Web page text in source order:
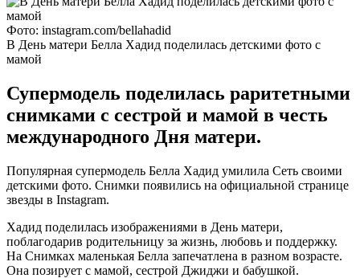
Фото: instagram.com/bellahadid
В День матери Белла Хадид поделилась детскими фото с
мамой
Супермодель поделилась раритетными
снимками с сестрой и мамой в честь
международного Дня матери.
Популярная супермодель Белла Хадид умилила Сеть своими
детскими фото. Снимки появились на официальной странице
звезды в Instagram.
Хадид поделилась изображениями в День матери,
поблагодарив родительницу за жизнь, любовь и поддержку.
На Снимках маленькая Белла запечатлена в разном возрасте.
Она позирует с мамой, сестрой Джиджи и бабушкой.